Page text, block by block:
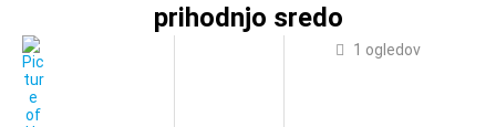
prihodnjo sredo
1 ogledov